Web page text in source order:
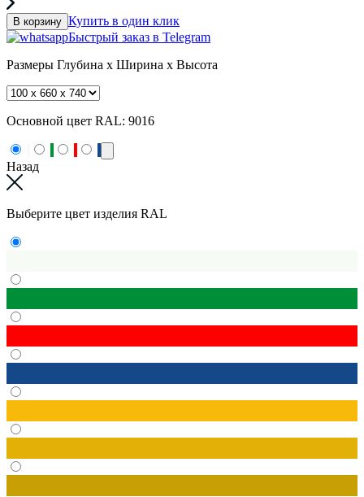
В корзину Купить в один клик
Быстрый заказ в Telegram
Размеры Глубина x Ширина x Высота
Основной цвет RAL: 9016
Назад
Выберите цвет изделия RAL